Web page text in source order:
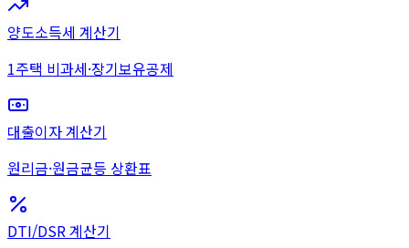
양도소득세 계산기
1주택 비과세·장기보유공제
대출이자 계산기
원리금·원금균등 상환표
DTI/DSR 계산기